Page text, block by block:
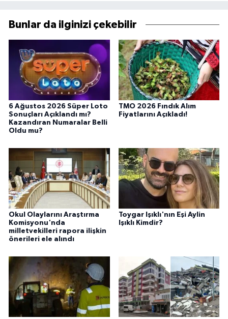
Bunlar da ilginizi çekebilir
6 Ağustos 2026 Süper Loto
Sonuçları Açıklandı mı?
Kazandıran Numaralar Belli
Oldu mu?
TMO 2026 Fındık Alım
Fiyatlarını Açıkladı!
Okul Olaylarını Araştırma
Komisyonu'nda
milletvekilleri rapora ilişkin
önerileri ele alındı
Toygar Işıklı'nın Eşi Aylin
Işıklı Kimdir?